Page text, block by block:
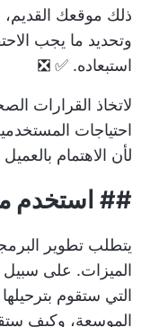
ذلك موقعك
وتحديد ما يجب
استبعاده. ✅ ❎
لاتخاذ القرارات
احتياجات
لأن الاهتمام
## استخدم
يتطلب تطوير
الميزات. على سبيل
التي ستقوم
الموسعة، وكيف